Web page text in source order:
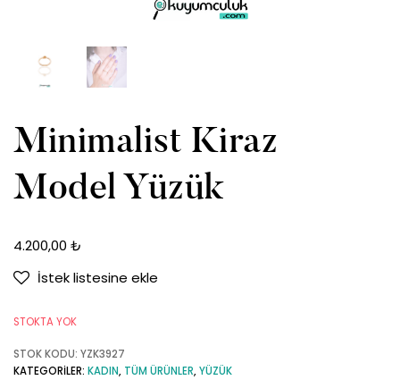
Minimalist Kiraz
Model Yüzük
4.200,00 ₺
İstek listesine ekle
STOKTA YOK
STOK KODU: YZK3927
KATEGORILER: KADIN, TÜM ÜRÜNLER,YÜZÜK